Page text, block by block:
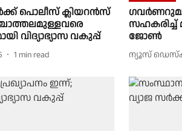
പൊലീസ് ക്ലിയറന്‍സ്
വിദ്യാഭ്യാസ വകുപ്പ്
1 min read
സഹകരിച്ച്
ജോൺ
ന്യൂസ്